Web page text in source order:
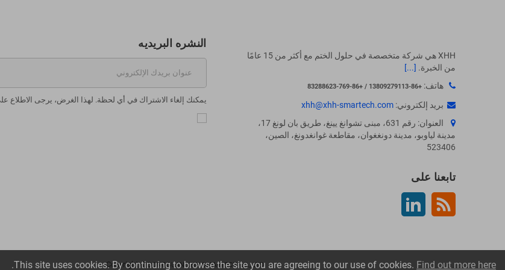
XHH هي شركة متخصصة في حلول الختم مع أكثر من 15 عامًا
من الخبرة. [...]
هاتف: +86-13809279113 / +86-769-83288623
بريد إلكتروني: xhh@xhh-smartech.com
العنوان: رقم 631، مبنى تشوانغ يينغ، طريق بان لونغ 17،
مدينة لياوبو، مدينة دونغغوان، مقاطعة غوانغدونغ، الصين،
523406
تابعنا على
النشره البريديه
يمكنك إلغاء الاشتراك في أي لحظة. لهذا الغرض، يرجى الاطلاع
Copyright ©
DONGGUAN XHH SMARTECH CO., LTD
This site uses cookies. By continuing to browse the site you are agreeing to our use of cookies. Find out more here
.